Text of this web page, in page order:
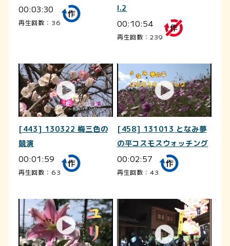
00:03:30
再生回数：36
l.2
00:10:54
再生回数：239
[443] 130322 梅三色の
競演
00:01:59
再生回数：63
[458] 131013 となみ夢
の平コスモスウォッチング
00:02:57
再生回数：43